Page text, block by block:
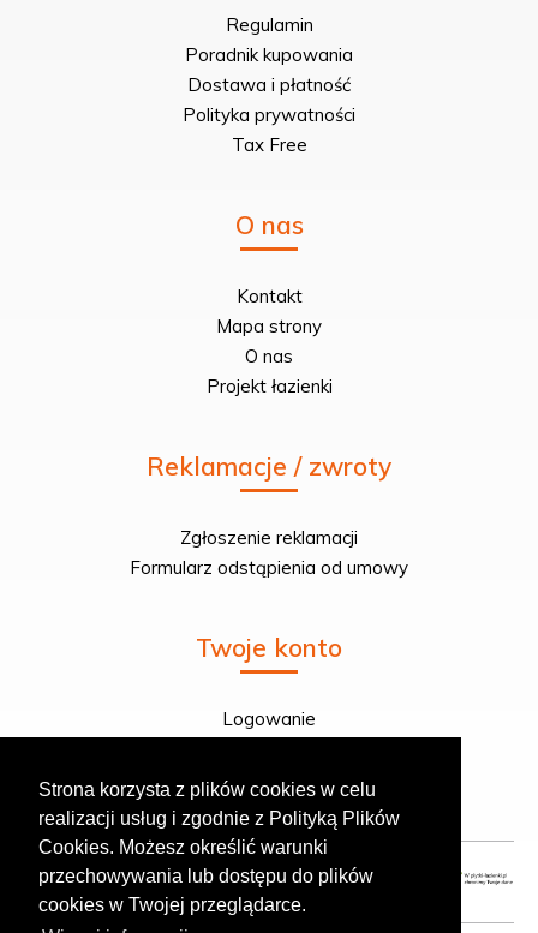
Strona korzysta z plików cookies w celu
realizacji usług i zgodnie z Polityką Plików
Cookies. Możesz określić warunki
przechowywania lub dostępu do plików
cookies w Twojej przeglądarce.
Regulamin
Poradnik kupowania
Dostawa i płatność
Polityka prywatności
Tax Free
O nas
Kontakt
Mapa strony
O nas
Projekt łazienki
Reklamacje / zwroty
Zgłoszenie reklamacji
Formularz odstąpienia od umowy
Twoje konto
Logowanie
Twoje zamówienie